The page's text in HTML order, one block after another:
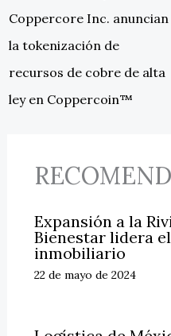
Coppercore Inc. anuncian
la tokenización de
recursos de cobre de alta
ley en Coppercoin™
Expansión a la
Bienestar lidera
inmobiliario
22 de mayo de 2024